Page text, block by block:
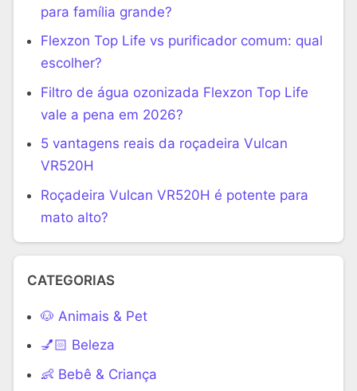
para família grande?
Flexzon Top Life vs purificador comum: qual
escolher?
Filtro de água ozonizada Flexzon Top Life
vale a pena em 2026?
5 vantagens reais da roçadeira Vulcan
VR520H
Roçadeira Vulcan VR520H é potente para
mato alto?
CATEGORIAS
🐶 Animais & Pet
💅🏻 Beleza
👶 Bebê & Criança